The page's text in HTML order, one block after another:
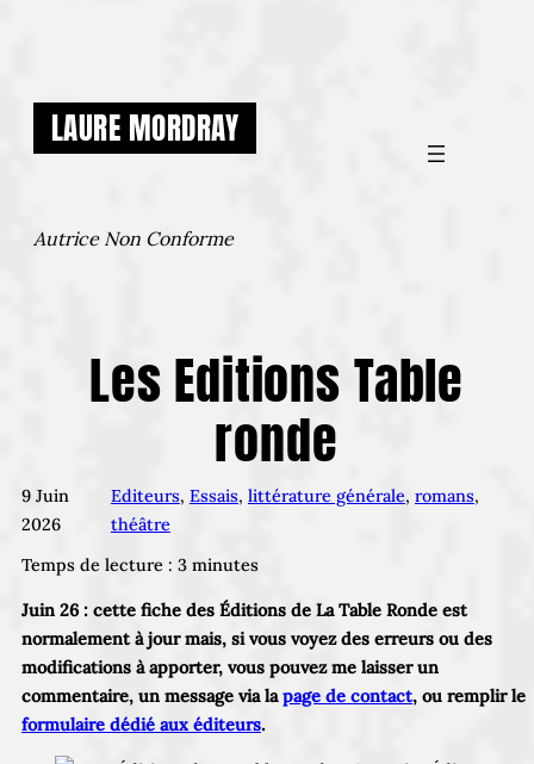
LAURE MORDRAY
Autrice Non Conforme
Les Editions Table
ronde
9 Juin
2026
Editeurs, Essais, littérature générale, romans
théâtre
Temps de lecture : 3 minutes
Juin 26 : cette fiche des Éditions de La Table Ronde est
normalement à jour mais, si vous voyez des erreurs ou des
modifications à apporter, vous pouvez me laisser un
commentaire, un message via lapage de contact, ou remplir le
formulaire dédié aux éditeurs.